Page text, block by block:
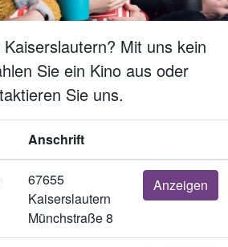
Mit uns kein
Sie ein Kino aus oder
Sie uns.
Anschrift
67655
Kaiserslautern
Münchstraße 8
Anzeigen